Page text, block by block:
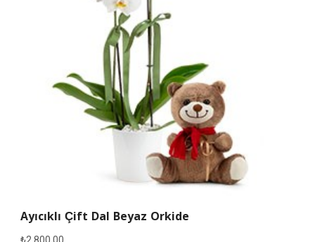
Ayıcıklı Çift Dal Beyaz Orkide